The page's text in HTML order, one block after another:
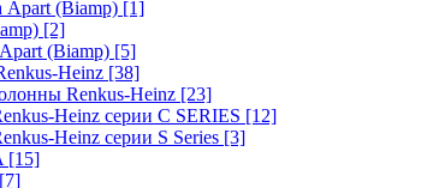
Apart (Biamp) [1]
[2]
(Biamp) [5]
Heinz [38]
Renkus-Heinz [23]
Heinz серии C SERIES [12]
Heinz серии S Series [3]
[15]
[7]